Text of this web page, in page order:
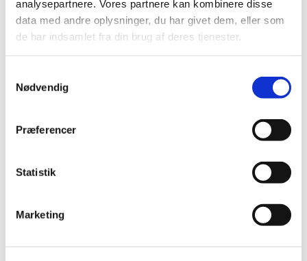
analysepartnere. Vores partnere kan kombinere disse
data med andre oplysninger, du har givet dem, eller som
de har indsamlet fra din brug af deres tjenester.
Nødvendig
Præferencer
Statistik
Marketing
Du vil måske også kunne lide...